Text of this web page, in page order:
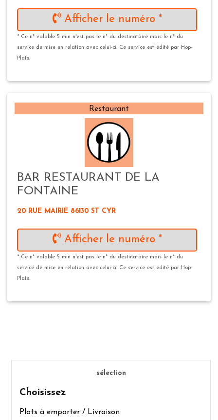
Afficher le numéro *
* Ce n° valable 5 min n'est pas le n° du destinataire mais le n° du
service de mise en relation avec celui-ci. Ce service est édité par Hop-
Plats.
Restaurant
BAR RESTAURANT DE LA
FONTAINE
20 RUE MAIRIE 86130 ST CYR
Afficher le numéro *
* Ce n° valable 5 min n'est pas le n° du destinataire mais le n° du
service de mise en relation avec celui-ci. Ce service est édité par Hop-
Plats.
sélection
Choisissez
Plats à emporter / Livraison